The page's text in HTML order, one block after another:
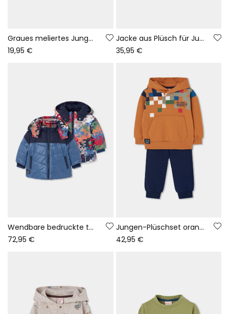
Graues meliertes Jungen-Strick-T-Shirt mit Hundeaufdruck
19,95 €
Jacke aus Plüsch für Jungen in grau Vigoré Game On
35,95 €
Wendbare bedruckte technische Strickjacke für Jungen in Blau
72,95 €
Jungen-Plüschset orange Pixel-Print
42,95 €